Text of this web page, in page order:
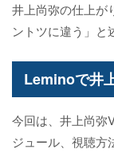
井上尚弥の仕上が
ントツに違う」と
Leminoで井
今回は、井上尚弥
ジュール、視聴方